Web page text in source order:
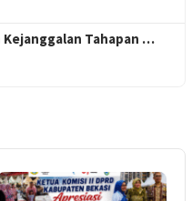
Kejanggalan Tahapan …